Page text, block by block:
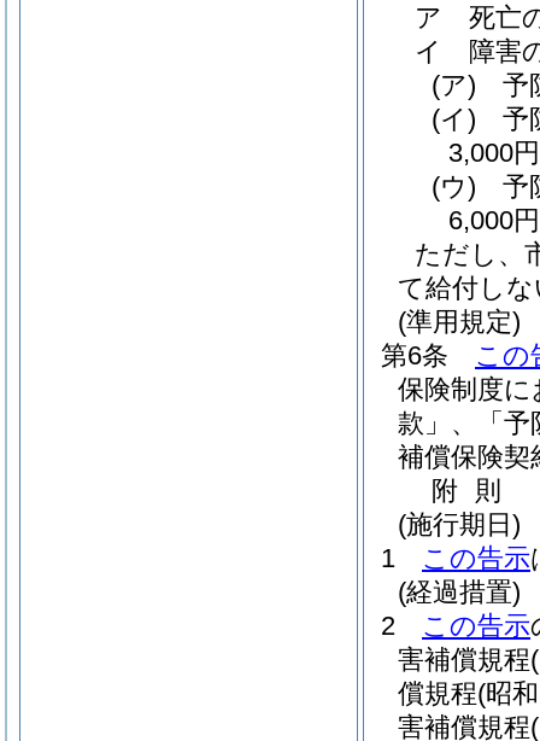
ア
死亡
イ
障害
(ア)
予
(イ)
予
3,000円
(ウ)
予
6,000円
ただし、
て給付し
(準用規定)
第6条
この
保険制度
款」、「予
補償保険契
附 則
(施行期日)
1
この告示
(経過措置)
2
この告示
害補償規程
償規程(昭
害補償規程